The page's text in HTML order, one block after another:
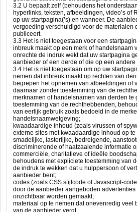
3.2 U bepaalt zelf (behoudens het
hyperlinks, teksten, afbeeldingen, video’s of
op uw startpagina(’s) en wanneer. De
vergoeding verschuldigd voor de materialen
publiceert.
3.3 Het is niet toegestaan voor een
inbreuk maakt op een merk of handelsnaam
onrechte de indruk wekt dat uw startpagina
aanbieder of een derde of die op een
3.4 Het is niet toegestaan om op uw
nemen dat inbreuk maakt op rechten van
begrepen het opnemen van afbeeldingen of
daarnaar zonder toestemming van de
merknamen of handelsnamen van derden te
toestemming van de rechthebbenden,
van eerlijk gebruik zoals bedoeld in de
handelsnaamwetgeving;
kwaadaardige inhoud (zoals virussen of
externe sites met kwaadaardige inhoud op te
smadelijke, lasterlijke, bedreigende,
discriminerende of haatzaaiende informatie
commerciële, charitatieve of ideële
behoudens met expliciete toestemming van
de indruk te wekken dat u hulppersoon of
aanbieder bent;
codes (zoals CSS stijlcode of Javascript-
door de aanbieder aangeboden
onzichtbaar worden gemaakt;
materiaal op te nemen dat onevenredig veel
van de aanbieder vergt.